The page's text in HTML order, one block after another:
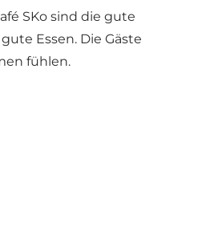
SKo sind die gute
Essen. Die Gäste
fühlen.